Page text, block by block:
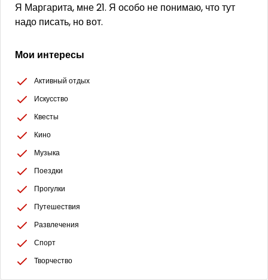
Я Маргарита, мне 21. Я особо не понимаю, что тут
надо писать, но вот.
Мои интересы
Активный отдых
Искусство
Квесты
Кино
Музыка
Поездки
Прогулки
Путешествия
Развлечения
Спорт
Творчество